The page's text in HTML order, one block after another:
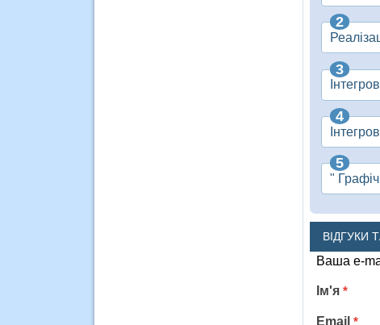
"
ВІДГУКИ
Ваша e-
Ім'я *
Email *